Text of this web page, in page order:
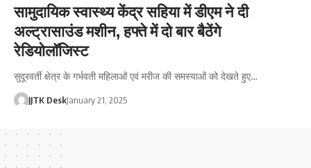
सामुदायिक स्वास्थ्य केंद्र सहिया में डीएम ने दी
अल्ट्रासाउंड मशीन, हफ्ते में दो बार बैठेंगे
रेडियोलॉजिस्ट
सुदूरवर्ती क्षेत्र के गर्भवती महिलाओं एवं मरीज की समस्याओं को देखते हुए…
JJTK DeskJanuary 21, 2025